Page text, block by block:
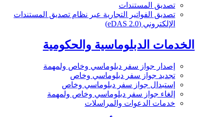
تصديق المستندات
تصديق الفواتير التجارية عبر نظام تصديق المستندات
الإلكتروني (eDAS 2.0)
الخدمات الدبلوماسية والحكومية
إصدار جواز سفر دبلوماسي وخاص ولمهمة
تجديد جواز سفر دبلوماسي وخاص
إستبدال جواز سفر دبلوماسي وخاص
إلغاء جواز سفر دبلوماسي وخاص ولمهمة
خدمات الدعوات والمراسلات